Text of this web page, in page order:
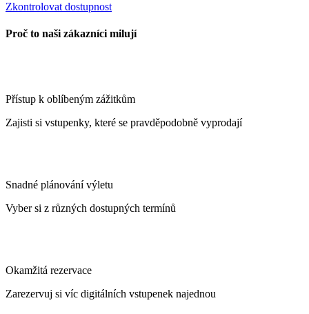
Zkontrolovat dostupnost
Proč to naši zákazníci milují
Přístup k oblíbeným zážitkům
Zajisti si vstupenky, které se pravděpodobně vyprodají
Snadné plánování výletu
Vyber si z různých dostupných termínů
Okamžitá rezervace
Zarezervuj si víc digitálních vstupenek najednou